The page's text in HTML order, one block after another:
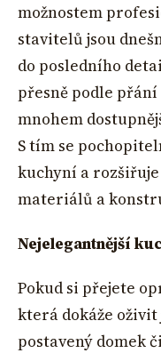
možnostem
stavitelů jsou
do posledního
přesně podle
mnohem
S tím se
kuchyní a
materiálů a
Nejelegantnější
Pokud si přejete
která dokáže
postavený domek